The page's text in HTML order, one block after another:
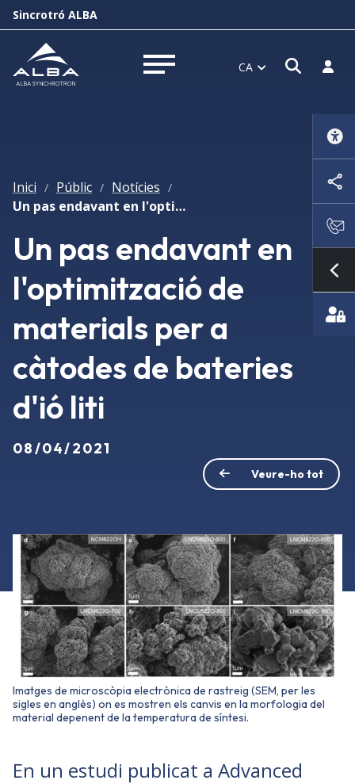
Sincrotró ALBA
Obrir menú CA Obrir
Inici / Públic / Notícies /
Un pas endavant en l'optimització de materials per a càtodes de bateries d'ió liti
Un pas endavant en
l'optimització de
materials per a
càtodes de bateries
d'ió liti
08/04/2021
Veure-ho tot
Imatges de microscòpia electrònica de rastreig (SEM, per les
sigles en anglès) on es mostren els canvis en la morfologia del
material depenent de la temperatura de síntesi.
En un estudi publicat a Advanced